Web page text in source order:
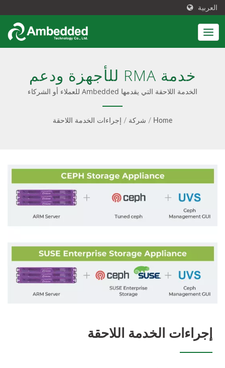
العربية
خدمة RMA للأجهزة ودعم
البرامج | إدارة Ceph
مبسطة، تكلفة إجمالية أقل -
الخدمة اللاحقة التي يقدمها Ambedded للعملاء أو الشركاء
الإقليميين. | جهاز تخزين Ceph للمؤسسات
Home
/ شركة / إجراءات الخدمة اللاحقة
إجراءات الخدمة اللاحقة